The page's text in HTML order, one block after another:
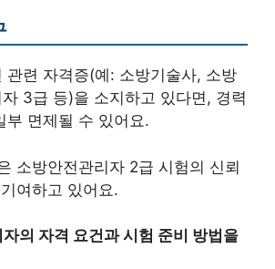
관련 자격증(예: 소방기술사, 소방
3급 등)을 소지하고 있다면, 경력
부 면제될 수 있어요.
소방안전관리자 2급 시험의 신뢰
여하고 있어요.
의 자격 요건과 시험 준비 방법을